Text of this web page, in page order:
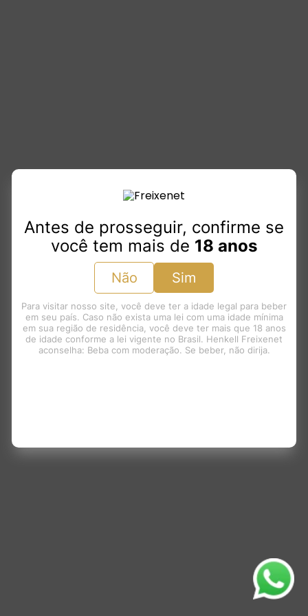
Antes de prosseguir, confirme se
você tem mais de 18 anos
Não Sim
Para visitar nosso site, você deve ter a idade legal para beber
em seu país. Caso não exista uma lei com uma idade mínima
em sua região de residência, você deve ter mais que 18 anos
de idade conforme a lei vigente no Brasil. Henkell Freixenet
aconselha: Beba com moderação. Se beber, não dirija.